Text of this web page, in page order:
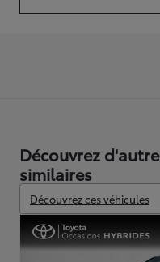
Découvrez
similaires
Découvrez ces véhicules